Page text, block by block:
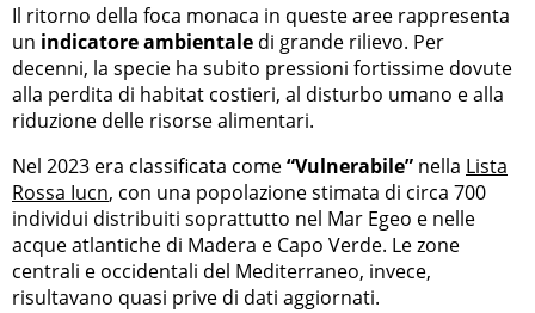
Il ritorno della foca monaca in queste aree rappresenta
un indicatore ambientale di grande rilievo. Per
decenni, la specie ha subito pressioni fortissime dovute
alla perdita di habitat costieri, al disturbo umano e alla
riduzione delle risorse alimentari.
Nel 2023 era classificata come“Vulnerabile” nella Lista
Rossa Iucn, con una popolazione stimata di circa 700
individui distribuiti soprattutto nel Mar Egeo e nelle
acque atlantiche di Madera e Capo Verde. Le zone
centrali e occidentali del Mediterraneo, invece,
risultavano quasi prive di dati aggiornati.